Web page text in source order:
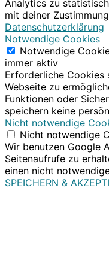
Analytics zu
mit deiner
Datenschutzerklärung
Notwendige Cookies
Notwendige
immer aktiv
Erforderliche Cookies
Webseite zu
Funktionen oder
speichern keine
Nicht notwendige
Nicht notwendige
Wir benutzen Google
Seitenaufrufe zu
einen nicht
SPEICHERN &